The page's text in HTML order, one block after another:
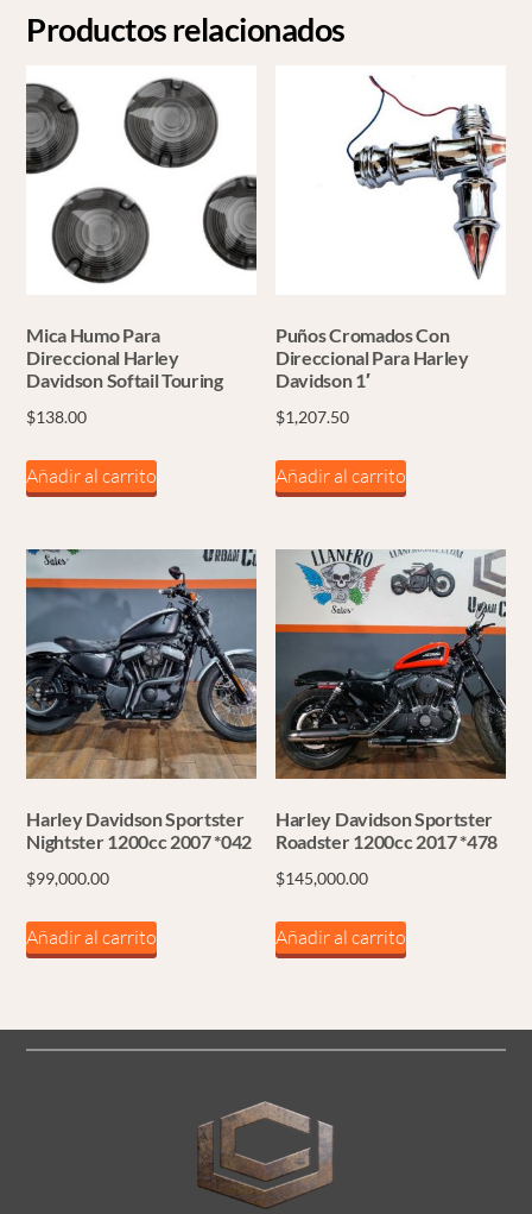
Productos relacionados
Mica Humo Para
Direccional Harley
Davidson Softail Touring
$138.00
Añadir al carrito
Puños Cromados Con
Direccional Para Harley
Davidson 1′
$1,207.50
Añadir al carrito
Harley Davidson Sportster
Nightster 1200cc 2007 *042
$99,000.00
Añadir al carrito
Harley Davidson Sportster
Roadster 1200cc 2017 *478
$145,000.00
Añadir al carrito